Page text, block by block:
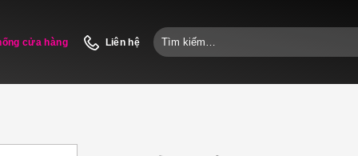
cửa hàng Liên hệ
Tìm
kiếm: